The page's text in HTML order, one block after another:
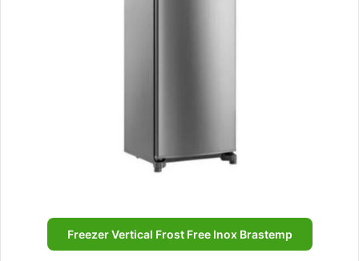
Freezer Vertical Frost Free Inox Brastemp